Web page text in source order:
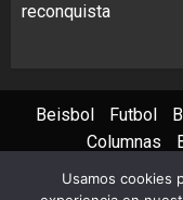
reconquista
Beisbol Futbol
Columnas
Usamos cookies